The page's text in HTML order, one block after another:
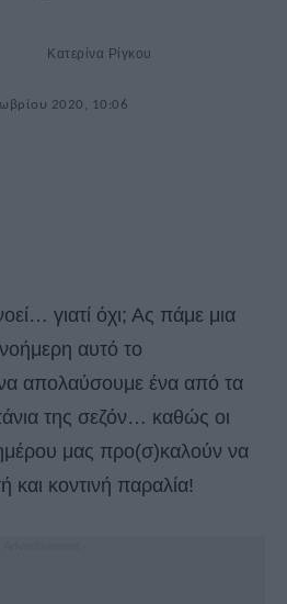
Κατερίνα Ρίγκου
2020, 10:06
γιατί όχι; Ας πάμε μια
αυτό το
απολαύσουμε ένα από τα
της σεζόν… καθώς οι
μας προ(σ)καλούν να
και κοντινή παραλία!